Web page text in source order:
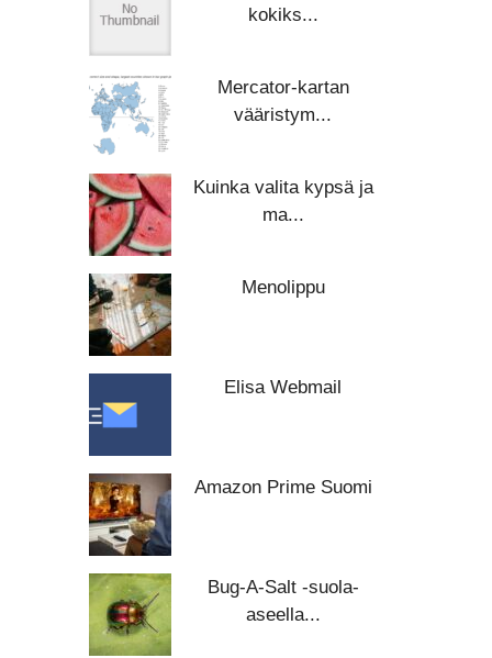
kokiks...
Mercator-kartan
vääristym...
Kuinka valita kypsä ja
ma...
Menolippu
Elisa Webmail
Amazon Prime Suomi
Bug-A-Salt -suola-
aseella...